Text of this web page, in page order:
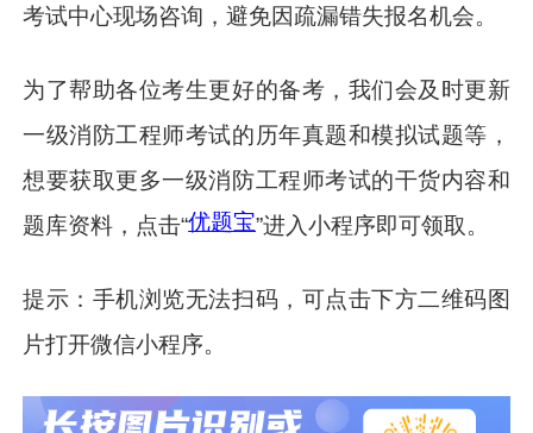
考试中心现场咨询，避免因疏漏错失报名机会。
为了帮助各位考生更好的备考，我们会及时更新
一级消防工程师考试的历年真题和模拟试题等，
想要获取更多一级消防工程师考试的干货内容和
题库资料，点击“优题宝”进入小程序即可领取。
提示：手机浏览无法扫码，可点击下方二维码图
片打开微信小程序。